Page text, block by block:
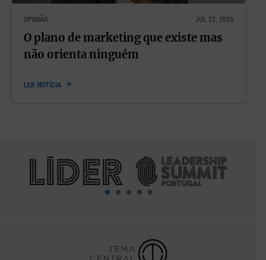
OPINIÃO JUL 27, 2026
O plano de marketing que existe mas
não orienta ninguém
LER NOTÍCIA